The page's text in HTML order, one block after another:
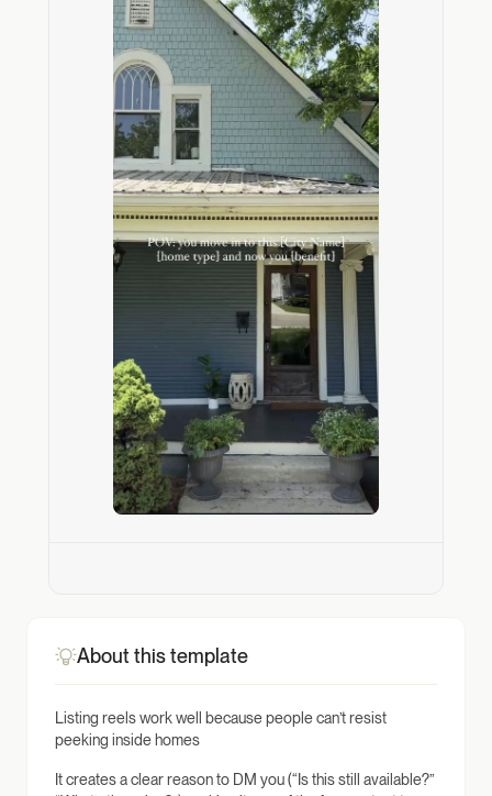
About this template
Listing reels work well because people can’t resist
peeking inside homes
It creates a clear reason to DM you (“Is this still available?”